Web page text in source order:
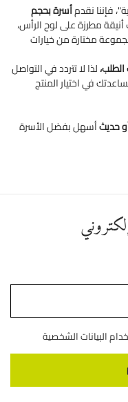
فإننا نقدمأسرة بحجم
مطرزة على لوح الرأس،
مختارة من خيارات
لذا لا تتردد في التواصل
في اختيار المنتج
حديثأسهل بفضل الأسرة